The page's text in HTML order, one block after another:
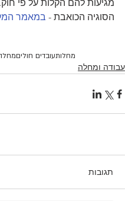
מגיעות להם הקלות על פי
הסוגיה הכואבת - במאמר
מחלותעובדים חולים
עבודה ומחלה
תגובות